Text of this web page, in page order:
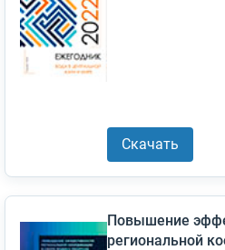
Скачать
Повышение
региональной